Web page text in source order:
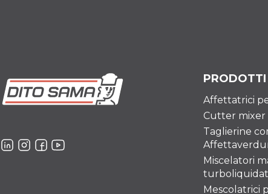
PRODOTTI
Affettatrici
Cutter mixer
Taglierine
Miscelatori
Mescolatrici